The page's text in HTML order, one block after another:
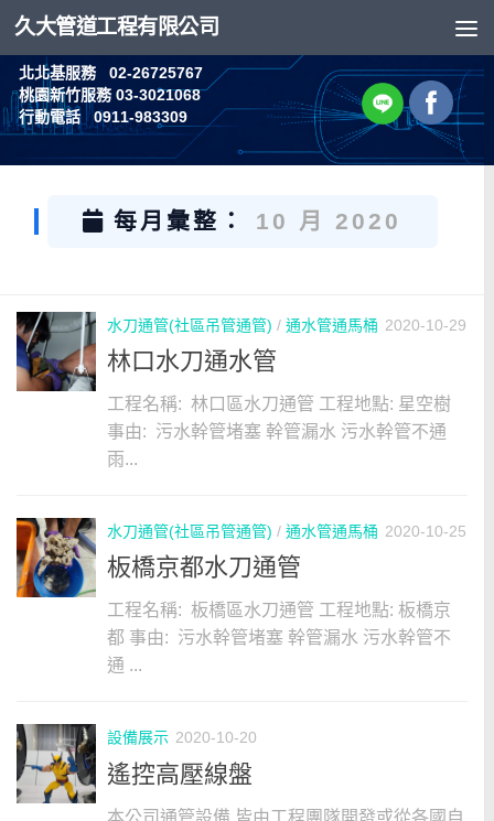
Skip to content
久大管道工程有限公司
北北基服務 02-26725767
桃園新竹服務 03-3021068
行動電話 0911-983309
每月彙整： 10 月 2020
水刀通管(社區吊管通管) / 通水管通馬桶 2020-10-29
林口水刀通水管
工程名稱: 林口區水刀通管 工程地點: 星空樹
事由: 污水幹管堵塞 幹管漏水 污水幹管不通
雨...
水刀通管(社區吊管通管) / 通水管通馬桶 2020-10-25
板橋京都水刀通管
工程名稱: 板橋區水刀通管 工程地點: 板橋京
都 事由: 污水幹管堵塞 幹管漏水 污水幹管不
通 ...
設備展示 2020-10-20
遙控高壓線盤
本公司通管設備 皆由工程團隊開發或從各國自